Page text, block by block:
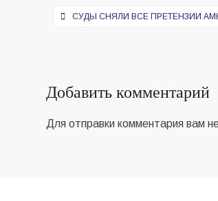
Навигация
СУДЫ СНЯЛИ ВСЕ ПРЕТЕНЗИИ
Добавить комментарий
Для отправки комментария вам